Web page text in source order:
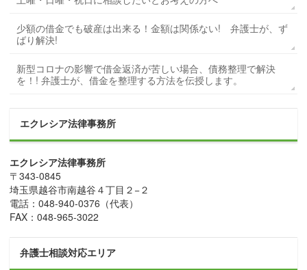
少額の借金でも破産は出来る！金額は関係ない! 弁護士が、ず
ばり解決!
新型コロナの影響で借金返済が苦しい場合、債務整理で解決
を！! 弁護士が、借金を整理する方法を伝授します。
エクレシア法律事務所
エクレシア法律事務所
〒343-0845
埼玉県越谷市南越谷４丁目２−２
電話：048-940-0376 （代表）
FAX：048-965-3022
弁護士相談対応エリア